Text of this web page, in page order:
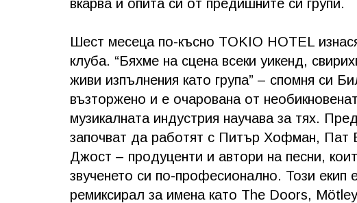
вкарва и опита си от предишните си групи.
Шест месеца по-късно TOKIO HOTEL
клуба. “Бяхме на сцена всеки уикенд,
живи изпълнения като група” – спомня си
възторжено и е очарована от
музикалната индустрия научава за тях.
започват да работят с Питър Хофман, Пат
Джост – продуценти и автори на песни,
звученето си по-професионално. Този екип
ремиксирал за имена като The Doors,